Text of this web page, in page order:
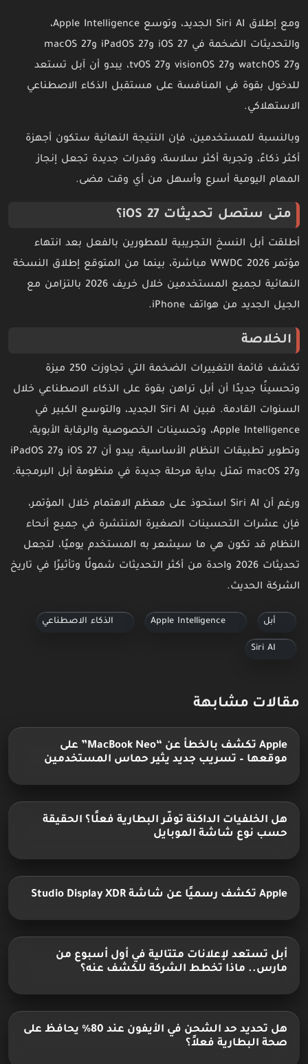
ومع إطلاق Siri AI الجديد، وتوسع Apple Intelligence،
والتحديثات الضخمة في iOS 27 وiPadOS 27 وmacOS 27
وwatchOS 27 وvisionOS 27 وtvOS 27، يبدو أن آبل تستعد
للدخول بقوة في المنافسة على مستقبل الذكاء الاصطناعي
الاستهلاكي.
وبالنسبة للمستخدمين، فإن النتيجة النهائية ستكون أجهزة
أكثر ذكاءً، وتجربة أكثر سلاسة، وقدرات جديدة تجعل إنجاز
المهام اليومية أسرع وأسهل من أي وقت مضى.
متى ستصل تحديثات iOS 27؟
أطلقت أبل النسخ التجريبية للمطورين بالفعل بعد انتهاء
مؤتمر WWDC 2026 مباشرة، بينما من المتوقع إطلاق النسخة
النهائية لجميع المستخدمين خلال خريف 2026 بالتزامن مع
الجيل الجديد من هواتف iPhone.
الخلاصة
تكشف قائمة التغييرات الضخمة التي تجاوزت 250 ميزة
وتحسينًا جديدًا أن أبل تراهن بقوة على الذكاء الاصطناعي خلال
السنوات القادمة. فبين Siri AI الجديد، والتوسع الكبير في
Apple Intelligence، وتحسينات الخصوصية والرقابة الأبوية،
وتطوير تطبيقات النظام الأساسية، يبدو أن iOS 27 وiPadOS 27
وmacOS 27 تمثل بداية مرحلة جديدة في منظومة أبل البرمجية.
ورغم أن Siri AI استحوذ على معظم الاهتمام خلال المؤتمر،
فإن عشرات التحسينات الصغيرة المنتشرة في جميع أنحاء
النظام قد تكون هي ما سيشعر به المستخدم يوميًا، لتجعل
تحديثات 2026 واحدة من أكثر التحديثات شمولًا وتأثيرًا في تاريخ
الشركة الحديث.
أبل الذكاء الاصطناعي
مقالات مشابهة
Apple تكشف بالخطأ عن “MacBook Neo” على
موقعها – تسريب جديد يثير حماس المستخدمين
هل الخلفيات الداكنة توفّر البطارية فعلًا؟ الحقيقة
حسب نوع شاشة الموبايل
Apple تكشف رسميًا عن شاشة Studio Display XDR
أبل تستعد لإعلانات متتالية في أول أسبوع من
مارس.. ماذا تخطط الشركة للكشف عنه؟
هل تحديد حد الشحن في الأيفون عند 80٪ يحافظ على
صحة البطارية فعلاً؟